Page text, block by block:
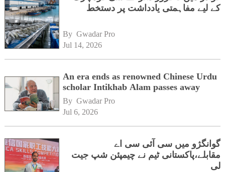
کے لیے مفاہمتی یادداشت پر دستخط
By Gwadar Pro
Jul 14, 2026
An era ends as renowned Chinese Urdu
scholar Intikhab Alam passes away
By Gwadar Pro
Jul 6, 2026
گوانگژو میں سی آئی سی اے
مقابلے،پاکستانی ٹیم نے چیمپئن شپ جیت
لی